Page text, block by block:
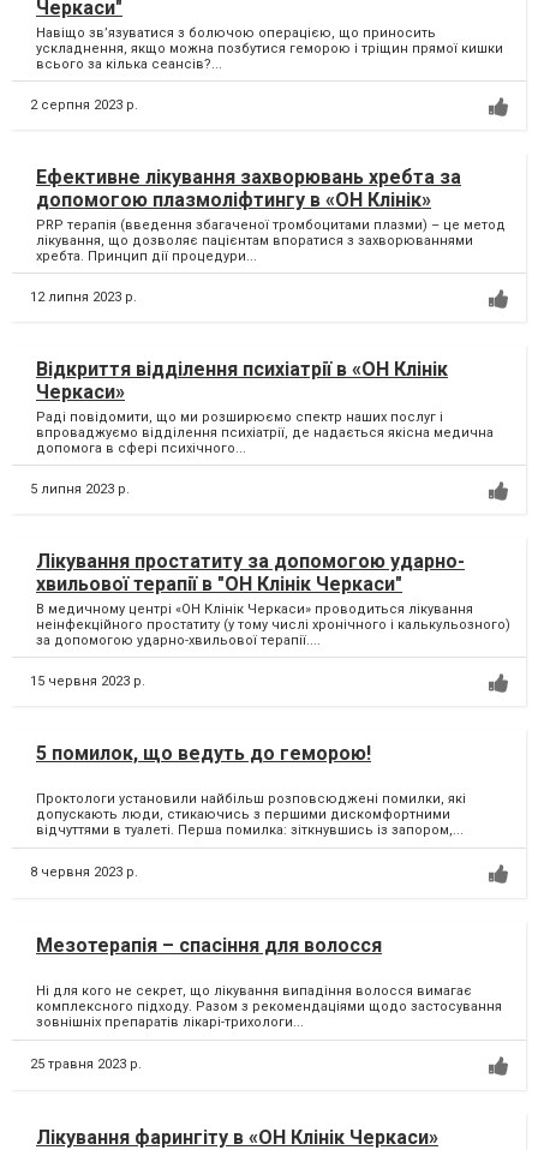
Черкаси"
Навіщо зв’язуватися з болючою операцією, що приносить
ускладнення, якщо можна позбутися геморою і тріщин прямої кишки
всього за кілька сеансів?...
2 серпня 2023 р.
Ефективне лікування захворювань хребта за
допомогою плазмоліфтингу в «ОН Клінік»
PRP терапія (введення збагаченої тромбоцитами плазми) – це метод
лікування, що дозволяє пацієнтам впоратися з захворюваннями
хребта. Принцип дії процедури...
12 липня 2023 р.
Відкриття відділення психіатрії в «ОН Клінік
Черкаси»
Раді повідомити, що ми розширюємо спектр наших послуг і
впроваджуємо відділення психіатрії, де надається якісна медична
допомога в сфері психічного...
5 липня 2023 р.
Лікування простатиту за допомогою ударно-
хвильової терапії в "ОН Клінік Черкаси"
В медичному центрі «ОН Клінік Черкаси» проводиться лікування
неінфекційного простатиту (у тому числі хронічного і калькульозного)
за допомогою ударно-хвильової терапії....
15 червня 2023 р.
5 помилок, що ведуть до геморою!
Проктологи установили найбільш розповсюджені помилки, які
допускають люди, стикаючись з першими дискомфортними
відчуттями в туалеті. Перша помилка: зіткнувшись із запором,...
8 червня 2023 р.
Мезотерапія – спасіння для волосся
Ні для кого не секрет, що лікування випадіння волосся вимагає
комплексного підходу. Разом з рекомендаціями щодо застосування
зовнішніх препаратів лікарі-трихологи...
25 травня 2023 р.
Лікування фарингіту в «ОН Клінік Черкаси»